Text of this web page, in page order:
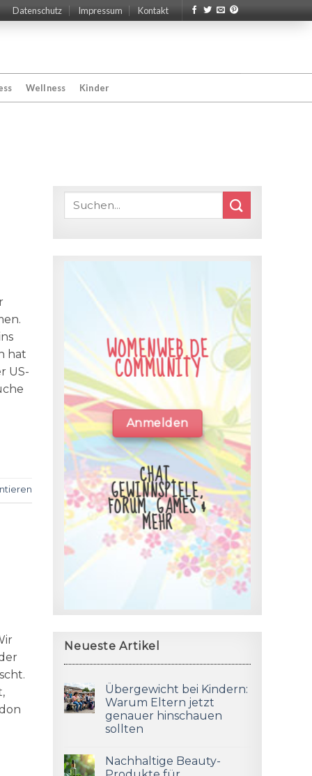
Datenschutz Impressum Kontakt
Wellness Kinder
hat
US-
WOMENWEB.DE
COMMUNITY
Anmelden
CHAT,
GEWINNSPIELE,
FORUM, GAMES &
MEHR
Neueste Artikel
Übergewicht bei Kindern:
Warum Eltern jetzt
genauer hinschauen
sollten
Nachhaltige Beauty-